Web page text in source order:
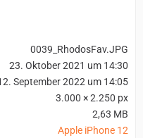
0039_RhodosFav.JPG
23. Oktober 2021 um 14:30
September 2022 um 14:05
3.000 × 2.250 px
2,63 MB
Apple iPhone 12